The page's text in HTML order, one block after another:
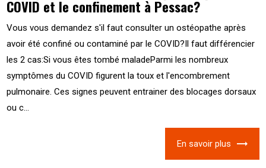
COVID et le confinement à Pessac?
Vous vous demandez s'il faut consulter un ostéopathe après
avoir été confiné ou contaminé par le COVID?Il faut différencier
les 2 cas:Si vous êtes tombé maladeParmi les nombreux
symptômes du COVID figurent la toux et l'encombrement
pulmonaire. Ces signes peuvent entrainer des blocages dorsaux
ou c...
En savoir plus